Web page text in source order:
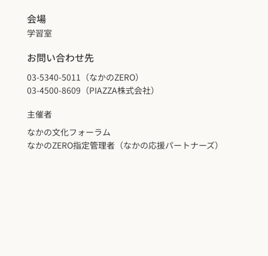
会場
学習室
お問い合わせ先
03-5340-5011（なかのZERO）
03-4500-8609（PIAZZA株式会社）
主催者
なかの文化フォーラム
なかのZERO指定管理者（なかの応援パートナーズ）